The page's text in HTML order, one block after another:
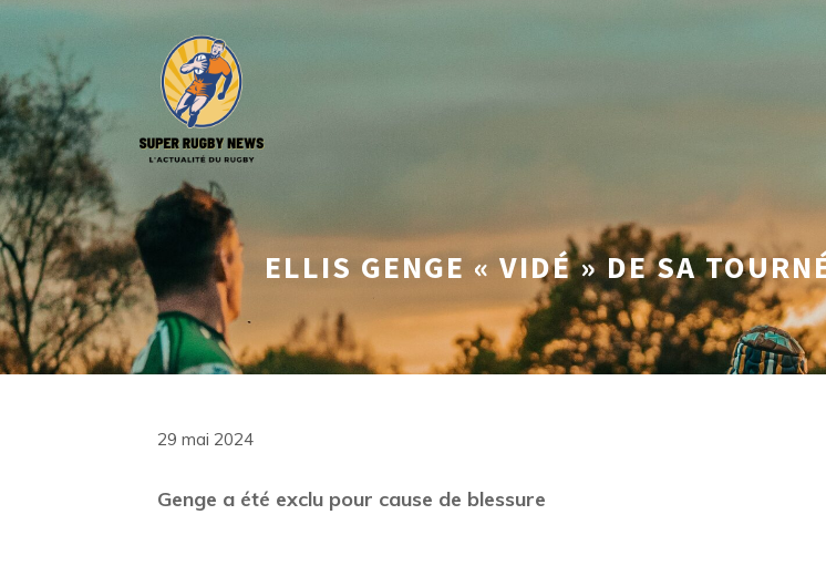
Aller
contenu
ELLIS GENGE « VIDÉ » DE SA
29 mai 2024
Genge a été exclu pour cause de blessure